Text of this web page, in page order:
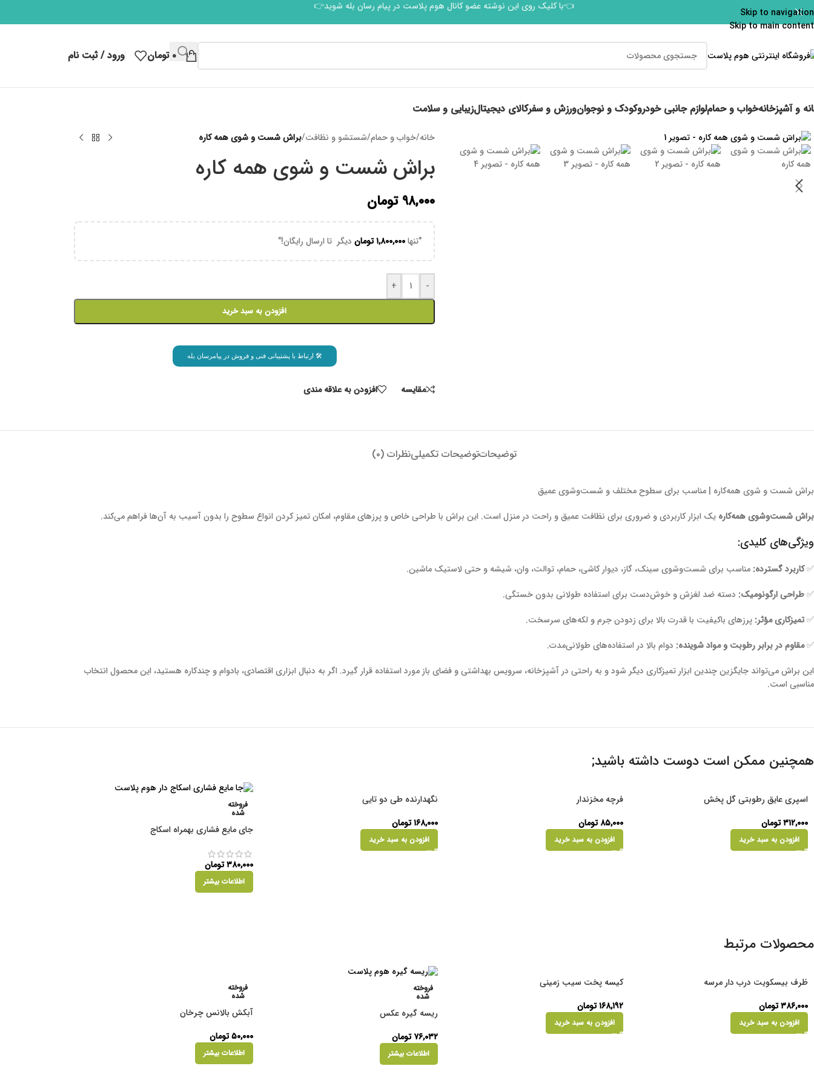
Skip to navigation
Skip to main content
👈با کلیک روی این نوشته عضو کانال هوم پلاست در پیام رسان بله شوید👉
۰ تومان ورود / ثبت نام
و آشپزخانهخواب و حماملوازم جانبی خودروکودک و نوجوانورزش و سفرکالای دیجیتالزیبایی و سلامت
خانه/خواب و حمام/شستشو و نظافت/براش شست و شوی همه کاره
براش شست و شوی همه کاره
۹۸,۰۰۰ تومان
"تنها۱,۸۰۰,۰۰۰توماندیگر تا ارسال رایگان!"
-
+
افزودن به سبد خرید
🛠 ارتباط با پشتیبانی فنی و فروش در پیامرسان بله
مقايسه افزودن به علاقه مندی
توضیحاتتوضیحات تکمیلینظرات (۰)
براش شست و شوی همه‌کاره | مناسب برای سطوح مختلف و شست‌وشوی عمیق
براش شست‌وشوی همه‌کاره یک ابزار کاربردی و ضروری برای نظافت عمیق و راحت در منزل است. این براش با طراحی خاص و پرزهای مقاوم، امکان تمیز کردن انواع سطوح را بدون آسیب به آن‌ها فراهم می‌کند.
ویژگی‌های کلیدی:
✅کاربرد گسترده: مناسب برای شست‌وشوی سینک، گاز، دیوار کاشی، حمام، توالت، وان، شیشه و حتی لاستیک ماشین.
✅طراحی ارگونومیک: دسته ضد لغزش و خوش‌دست برای استفاده طولانی بدون خستگی.
✅تمیزکاری مؤثر: پرزهای باکیفیت با قدرت بالا برای زدودن جرم و لکه‌های سرسخت.
✅مقاوم در برابر رطوبت و مواد شوینده: دوام بالا در استفاده‌های طولانی‌مدت.
این براش می‌تواند جایگزین چندین ابزار تمیزکاری دیگر شود و به راحتی در آشپزخانه، سرویس بهداشتی و فضای باز مورد استفاده قرار گیرد. اگر به دنبال ابزاری اقتصادی، بادوام و چندکاره هستید، این محصول انتخاب
مناسبی است.
همچنین ممکن است دوست داشته باشید;
اسپری عایق رطوبتی گل پخش
۳۱۲,۰۰۰تومان
افزودن به سبد خرید
فرچه مخزندار
۸۵,۰۰۰ تومان
افزودن به سبد خرید
نگهدارنده طی دو تایی
۱۶۸,۰۰۰تومان
افزودن به سبد خرید
فروخته
شده
جای مایع فشاری بهمراه اسکاج
۳۸۰,۰۰۰ تومان
اطلاعات بیشتر
محصولات مرتبط
ظرف بیسکویت درب دار مرسه
۳۸۶,۰۰۰تومان
افزودن به سبد خرید
کیسه پخت سیب زمینی
۱۶۸,۱۹۲ تومان
افزودن به سبد خرید
فروخته
شده
ریسه گیره عکس
۷۶,۰۳۲ تومان
اطلاعات بیشتر
فروخته
شده
آبکش بالانس چرخان
۵۰,۰۰۰ تومان
اطلاعات بیشتر